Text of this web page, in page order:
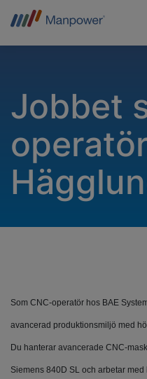
Jobbet
Som CNC-operatör hos BAE
avancerad produktionsmiljö med
Du hanterar avancerade
Siemens 840D SL och arbetar